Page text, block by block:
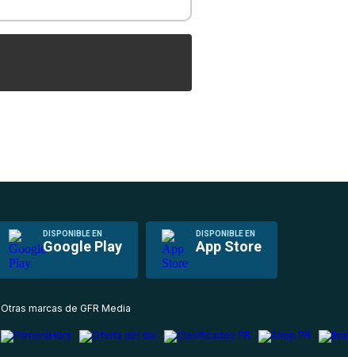
DISPONIBLE EN
Google Play
DISPONIBLE EN
App Store
Otras marcas de GFR Media